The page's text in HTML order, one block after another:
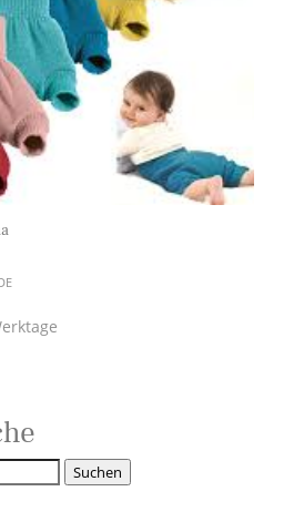
€
€
Suchen